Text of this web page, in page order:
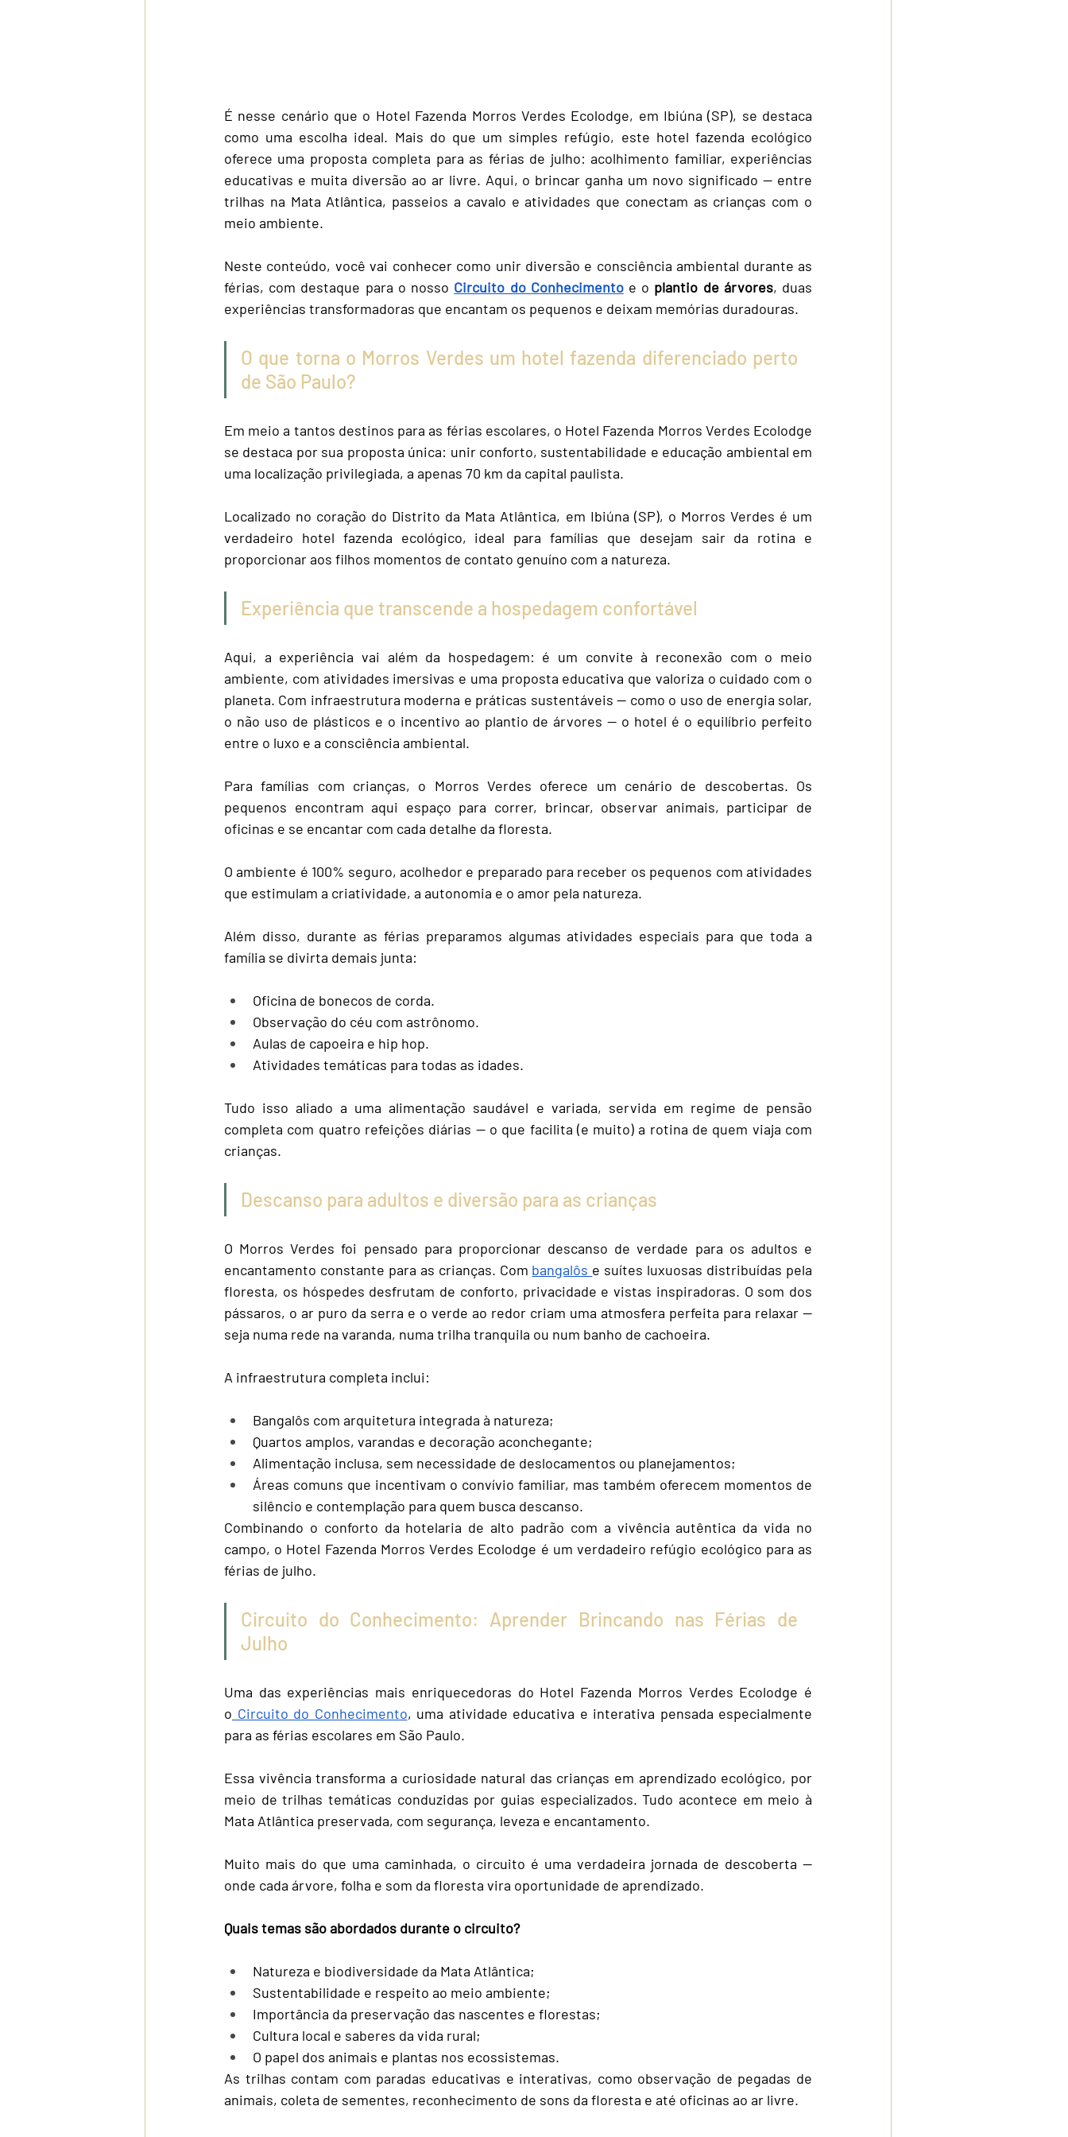
É nesse cenário que o Hotel Fazenda Morros Verdes Ecolodge, em Ibiúna (SP), se destaca
como uma escolha ideal. Mais do que um simples refúgio, este hotel fazenda ecológico
oferece uma proposta completa para as férias de julho: acolhimento familiar, experiências
educativas e muita diversão ao ar livre. Aqui, o brincar ganha um novo significado — entre
trilhas na Mata Atlântica, passeios a cavalo e atividades que conectam as crianças com o
meio ambiente.
Neste conteúdo, você vai conhecer como unir diversão e consciência ambiental durante as
férias, com destaque para o nosso Circuito do Conhecimento e o plantio de árvores, duas
experiências transformadoras que encantam os pequenos e deixam memórias duradouras.
O que torna o Morros Verdes um hotel fazenda diferenciado perto
de São Paulo?
Em meio a tantos destinos para as férias escolares, o Hotel Fazenda Morros Verdes Ecolodge
se destaca por sua proposta única: unir conforto, sustentabilidade e educação ambiental em
uma localização privilegiada, a apenas 70 km da capital paulista.
Localizado no coração do Distrito da Mata Atlântica, em Ibiúna (SP), o Morros Verdes é um
verdadeiro hotel fazenda ecológico, ideal para famílias que desejam sair da rotina e
proporcionar aos filhos momentos de contato genuíno com a natureza.
Experiência que transcende a hospedagem confortável
Aqui, a experiência vai além da hospedagem: é um convite à reconexão com o meio
ambiente, com atividades imersivas e uma proposta educativa que valoriza o cuidado com o
planeta. Com infraestrutura moderna e práticas sustentáveis — como o uso de energia solar,
o não uso de plásticos e o incentivo ao plantio de árvores — o hotel é o equilíbrio perfeito
entre o luxo e a consciência ambiental.
Para famílias com crianças, o Morros Verdes oferece um cenário de descobertas. Os
pequenos encontram aqui espaço para correr, brincar, observar animais, participar de
oficinas e se encantar com cada detalhe da floresta.
O ambiente é 100% seguro, acolhedor e preparado para receber os pequenos com atividades
que estimulam a criatividade, a autonomia e o amor pela natureza.
Além disso, durante as férias preparamos algumas atividades especiais para que toda a
família se divirta demais junta:
Oficina de bonecos de corda.
Observação do céu com astrônomo.
Aulas de capoeira e hip hop.
Atividades temáticas para todas as idades.
Tudo isso aliado a uma alimentação saudável e variada, servida em regime de pensão
completa com quatro refeições diárias — o que facilita (e muito) a rotina de quem viaja com
crianças.
Descanso para adultos e diversão para as crianças
O Morros Verdes foi pensado para proporcionar descanso de verdade para os adultos e
encantamento constante para as crianças. Com bangalôs e suítes luxuosas distribuídas pela
floresta, os hóspedes desfrutam de conforto, privacidade e vistas inspiradoras. O som dos
pássaros, o ar puro da serra e o verde ao redor criam uma atmosfera perfeita para relaxar —
seja numa rede na varanda, numa trilha tranquila ou num banho de cachoeira.
A infraestrutura completa inclui:
Bangalôs com arquitetura integrada à natureza;
Quartos amplos, varandas e decoração aconchegante;
Alimentação inclusa, sem necessidade de deslocamentos ou planejamentos;
Áreas comuns que incentivam o convívio familiar, mas também oferecem momentos de
silêncio e contemplação para quem busca descanso.
Combinando o conforto da hotelaria de alto padrão com a vivência autêntica da vida no
campo, o Hotel Fazenda Morros Verdes Ecolodge é um verdadeiro refúgio ecológico para as
férias de julho.
Circuito do Conhecimento: Aprender Brincando nas Férias de
Julho
Uma das experiências mais enriquecedoras do Hotel Fazenda Morros Verdes Ecolodge é
o Circuito do Conhecimento, uma atividade educativa e interativa pensada especialmente
para as férias escolares em São Paulo.
Essa vivência transforma a curiosidade natural das crianças em aprendizado ecológico, por
meio de trilhas temáticas conduzidas por guias especializados. Tudo acontece em meio à
Mata Atlântica preservada, com segurança, leveza e encantamento.
Muito mais do que uma caminhada, o circuito é uma verdadeira jornada de descoberta —
onde cada árvore, folha e som da floresta vira oportunidade de aprendizado.
Quais temas são abordados durante o circuito?
Natureza e biodiversidade da Mata Atlântica;
Sustentabilidade e respeito ao meio ambiente;
Importância da preservação das nascentes e florestas;
Cultura local e saberes da vida rural;
O papel dos animais e plantas nos ecossistemas.
As trilhas contam com paradas educativas e interativas, como observação de pegadas de
animais, coleta de sementes, reconhecimento de sons da floresta e até oficinas ao ar livre.